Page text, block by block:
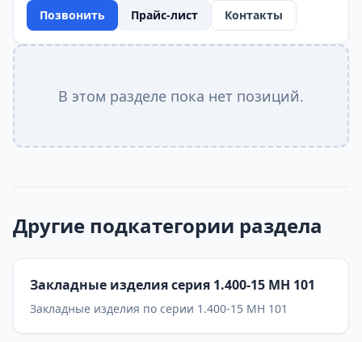
Позвонить
Прайс-лист Контакты
В этом разделе пока нет позиций.
Другие подкатегории раздела
Закладные изделия серия 1.400-15 МН 101
Закладные изделия по серии 1.400-15 МН 101